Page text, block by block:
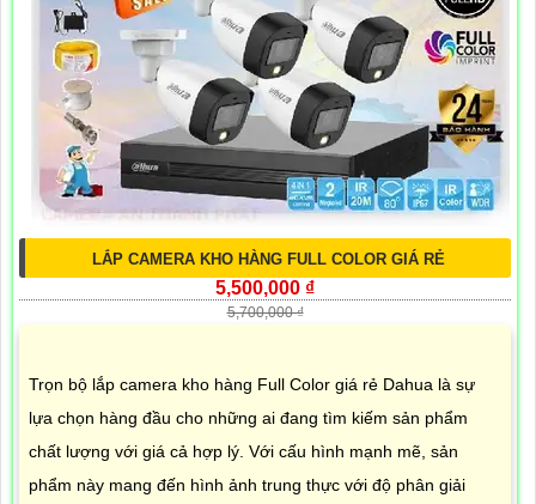
LẮP CAMERA KHO HÀNG FULL COLOR GIÁ RẺ
5,500,000 ₫
5,700,000 ₫
Trọn bộ lắp camera kho hàng Full Color giá rẻ Dahua là sự
lựa chọn hàng đầu cho những ai đang tìm kiếm sản phẩm
chất lượng với giá cả hợp lý. Với cấu hình mạnh mẽ, sản
phẩm này mang đến hình ảnh trung thực với độ phân giải